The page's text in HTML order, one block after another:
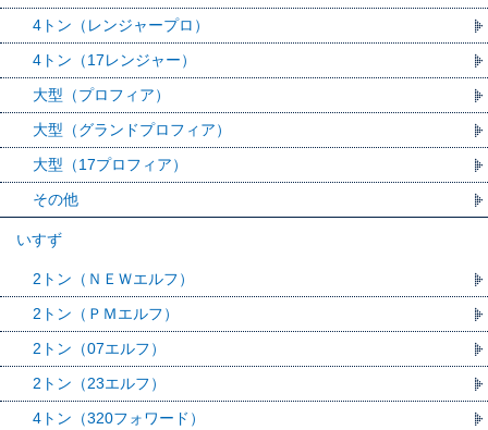
4トン（レンジャープロ）
4トン（17レンジャー）
大型（プロフィア）
大型（グランドプロフィア）
大型（17プロフィア）
その他
いすず
2トン（ＮＥＷエルフ）
2トン（ＰＭエルフ）
2トン（07エルフ）
2トン（23エルフ）
4トン（320フォワード）